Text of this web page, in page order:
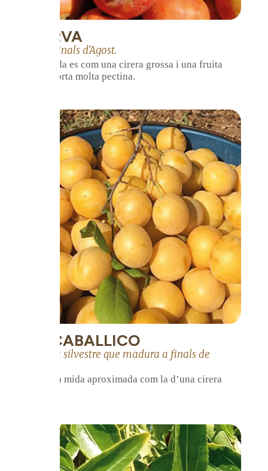
SERVA
Ve a finals d'Agost.
La mida es com una cirera grossa i una fruita
que porta molta pectina.
ESCABALLICO
Pruna silvestre que madura a finals de
Té una mida aproximada com la d’una cirera